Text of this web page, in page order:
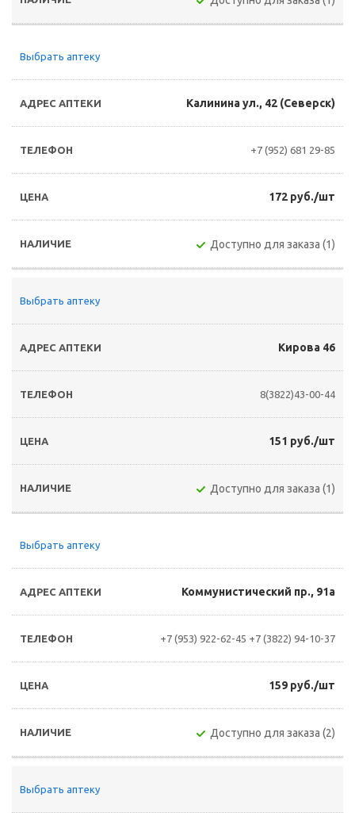
Выбрать аптеку
Калинина ул., 42 (Северск)
+7 (952) 681 29-85
172 руб./шт
Доступно для заказа (1)
Выбрать аптеку
Кирова 46
8(3822)43-00-44
151 руб./шт
Доступно для заказа (1)
Выбрать аптеку
Коммунистический пр., 91а
+7 (953) 922-62-45 +7 (3822) 94-10-37
159 руб./шт
Доступно для заказа (2)
Выбрать аптеку